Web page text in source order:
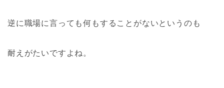
逆に職場に言っても何もすることがないというのも
耐えがたいですよね。